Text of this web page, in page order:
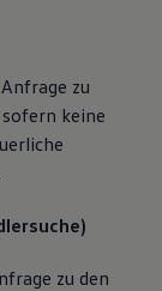
zu
keine
zu den